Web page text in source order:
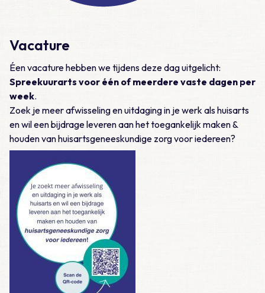
Vacature
Éen vacature hebben we tijdens deze dag uitgelicht:
Spreekuurarts voor één of meerdere vaste dagen per
week.
Zoek je meer afwisseling en uitdaging in je werk als huisarts
en wil een bijdrage leveren aan het toegankelijk maken &
houden van huisartsgeneeskundige zorg vooriedereen?